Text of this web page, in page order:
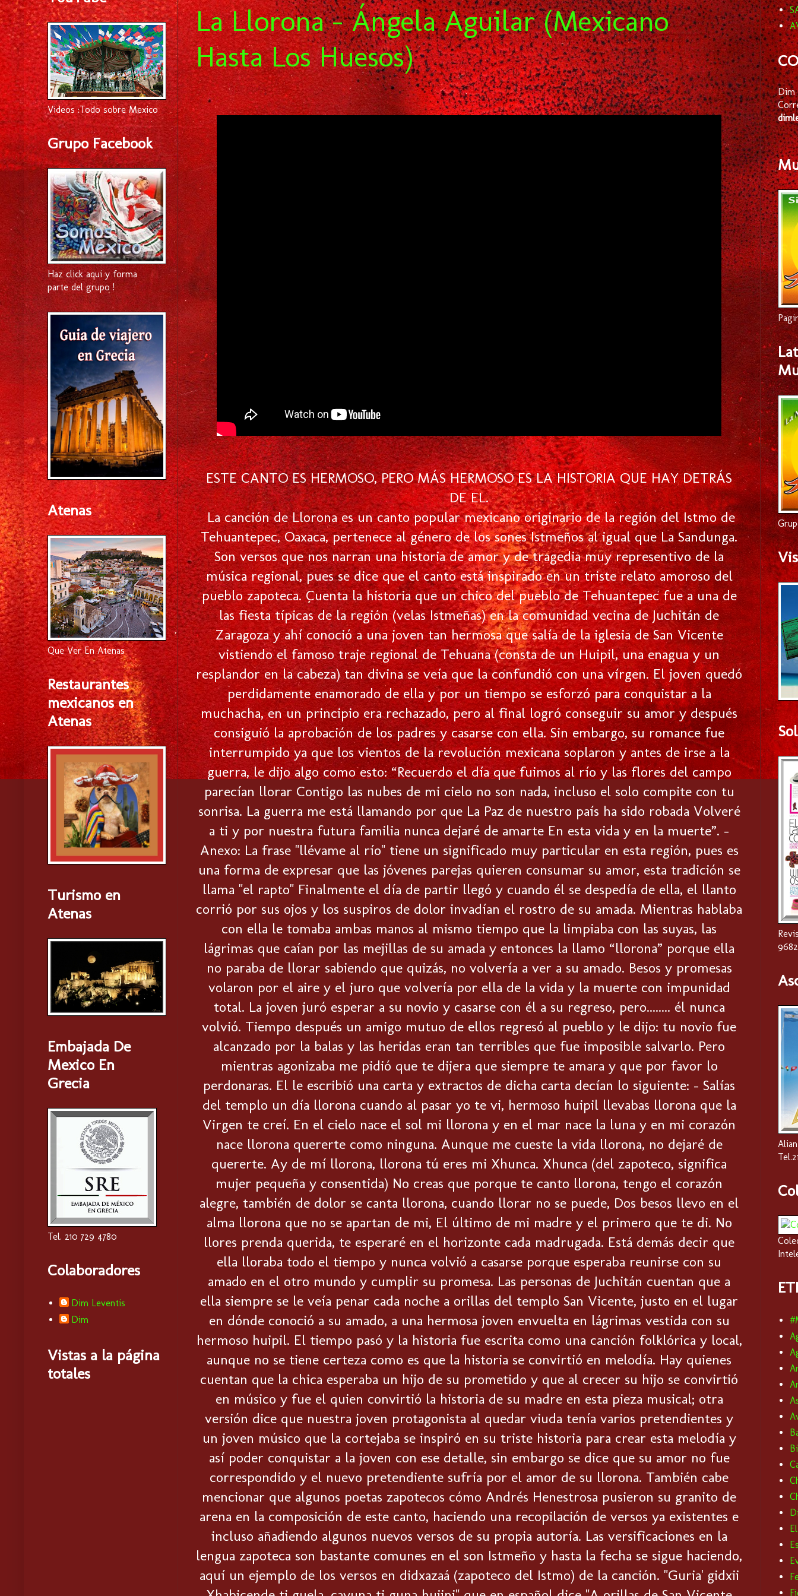
La Llorona - Ángela Aguilar (Mexicano
Hasta Los Huesos)
ESTE CANTO ES HERMOSO, PERO MÁS HERMOSO ES LA HISTORIA QUE HAY DETRÁS
DE EL.
La canción de Llorona es un canto popular mexicano originario de la región del Istmo de
Tehuantepec, Oaxaca, pertenece al género de los sones Istmeños al igual que La Sandunga.
Son versos que nos narran una historia de amor y de tragedia muy representivo de la
música regional, pues se dice que el canto está inspirado en un triste relato amoroso del
pueblo zapoteca. Cuenta la historia que un chico del pueblo de Tehuantepec fue a una de
las fiesta típicas de la región (velas Istmeñas) en la comunidad vecina de Juchitán de
Zaragoza y ahí conoció a una joven tan hermosa que salía de la iglesia de San Vicente
vistiendo el famoso traje regional de Tehuana (consta de un Huipil, una enagua y un
resplandor en la cabeza) tan divina se veía que la confundió con una vírgen. El joven quedó
perdidamente enamorado de ella y por un tiempo se esforzó para conquistar a la
muchacha, en un principio era rechazado, pero al final logró conseguir su amor y después
consiguió la aprobación de los padres y casarse con ella. Sin embargo, su romance fue
interrumpido ya que los vientos de la revolución mexicana soplaron y antes de irse a la
guerra, le dijo algo como esto: “Recuerdo el día que fuimos al río y las flores del campo
parecían llorar Contigo las nubes de mi cielo no son nada, incluso el solo compite con tu
sonrisa. La guerra me está llamando por que La Paz de nuestro país ha sido robada Volveré
a ti y por nuestra futura familia nunca dejaré de amarte En esta vida y en la muerte”. -
Anexo: La frase "llévame al río" tiene un significado muy particular en esta región, pues es
una forma de expresar que las jóvenes parejas quieren consumar su amor, esta tradición se
llama "el rapto" Finalmente el día de partir llegó y cuando él se despedía de ella, el llanto
corrió por sus ojos y los suspiros de dolor invadían el rostro de su amada. Mientras hablaba
con ella le tomaba ambas manos al mismo tiempo que la limpiaba con las suyas, las
lágrimas que caían por las mejillas de su amada y entonces la llamo “llorona” porque ella
no paraba de llorar sabiendo que quizás, no volvería a ver a su amado. Besos y promesas
volaron por el aire y el juro que volvería por ella de la vida y la muerte con impunidad
total. La joven juró esperar a su novio y casarse con él a su regreso, pero........ él nunca
volvió. Tiempo después un amigo mutuo de ellos regresó al pueblo y le dijo: tu novio fue
alcanzado por la balas y las heridas eran tan terribles que fue imposible salvarlo. Pero
mientras agonizaba me pidió que te dijera que siempre te amara y que por favor lo
perdonaras. El le escribió una carta y extractos de dicha carta decían lo siguiente: - Salías
del templo un día llorona cuando al pasar yo te vi, hermoso huipil llevabas llorona que la
Virgen te creí. En el cielo nace el sol mi llorona y en el mar nace la luna y en mi corazón
nace llorona quererte como ninguna. Aunque me cueste la vida llorona, no dejaré de
quererte. Ay de mí llorona, llorona tú eres mi Xhunca. Xhunca (del zapoteco, significa
mujer pequeña y consentida) No creas que porque te canto llorona, tengo el corazón
alegre, también de dolor se canta llorona, cuando llorar no se puede, Dos besos llevo en el
alma llorona que no se apartan de mi, El último de mi madre y el primero que te di. No
llores prenda querida, te esperaré en el horizonte cada madrugada. Está demás decir que
ella lloraba todo el tiempo y nunca volvió a casarse porque esperaba reunirse con su
amado en el otro mundo y cumplir su promesa. Las personas de Juchitán cuentan que a
ella siempre se le veía penar cada noche a orillas del templo San Vicente, justo en el lugar
en dónde conoció a su amado, a una hermosa joven envuelta en lágrimas vestida con su
hermoso huipil. El tiempo pasó y la historia fue escrita como una canción folklórica y local,
aunque no se tiene certeza como es que la historia se convirtió en melodía. Hay quienes
cuentan que la chica esperaba un hijo de su prometido y que al crecer su hijo se convirtió
en músico y fue el quien convirtió la historia de su madre en esta pieza musical; otra
versión dice que nuestra joven protagonista al quedar viuda tenía varios pretendientes y
un joven músico que la cortejaba se inspiró en su triste historia para crear esta melodía y
así poder conquistar a la joven con ese detalle, sin embargo se dice que su amor no fue
correspondido y el nuevo pretendiente sufría por el amor de su llorona. También cabe
mencionar que algunos poetas zapotecos cómo Andrés Henestrosa pusieron su granito de
arena en la composición de este canto, haciendo una recopilación de versos ya existentes e
incluso añadiendo algunos nuevos versos de su propia autoría. Las versificaciones en la
lengua zapoteca son bastante comunes en el son Istmeño y hasta la fecha se sigue haciendo,
aquí un ejemplo de los versos en didxazaá (zapoteco del Istmo) de la canción. "Guria' gidxii
Videos :Todo sobre Mexico
Grupo Facebook
Haz click aqui y forma
parte del grupo !
Atenas
Que Ver En Atenas
Restaurantes
mexicanos en
Atenas
Turismo en
Atenas
Embajada De
Mexico En
Grecia
Tel. 210 729 4780
Colaboradores
Dim Leventis
Dim
Vistas a la página
totales
Dim
9682